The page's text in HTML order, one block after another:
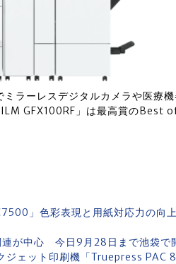
ラーレスデジタルカメラや医療
GFX100RF」は最高賞のBest
」色彩表現と用紙対応力の向
連が中心 今日9月28日まで池袋
ジェット印刷機「Truepress PAC